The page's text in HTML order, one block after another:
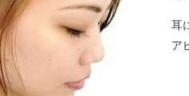
耳
ア